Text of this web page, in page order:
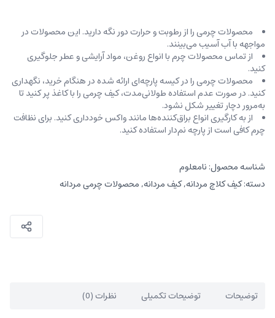
محصولات چرمی را از رطوبت و حرارت دور نگه دارید. این محصولات در
مواجهه با آب آسیب می‌بینند.
از تماس محصولات چرم با انواع روغن‌، مواد آرایشی و عطر جلوگیری
کنید.
محصولات چرمی را در کیسه‌ پارچه‌ای ارائه شده در هنگام خرید، ‌نگهداری
کنید. در صورت عدم استفاده طولانی‌مدت، کیف‌ چرمی را با کاغذ پر کنید تا
به‌مرور دچار تغییر شکل نشود.
از به کارگیری انواع براق‌کننده‌ها مانند واکس خودداری کنید. برای نظافت
چرم کافی است از پارچه‌ نم‌دار استفاده کنید.
شناسه محصول: نامعلوم
دسته:کیف کلاچ مردانه,کیف مردانه,محصولات چرمی مردانه
توضیحات توضیحات تکمیلی نظرات (0)